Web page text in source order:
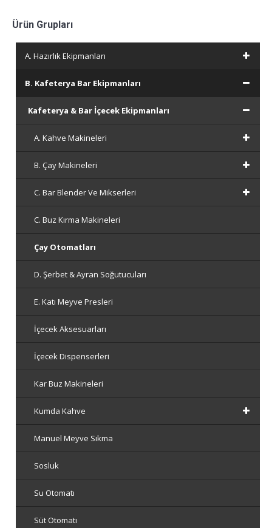
Ürün Grupları
A. Hazırlık Ekipmanları
B. Kafeterya Bar Ekipmanları
Kafeterya & Bar İçecek Ekipmanları
A. Kahve Makineleri
B. Çay Makineleri
C. Bar Blender Ve Mikserleri
C. Buz Kırma Makineleri
Çay Otomatları
D. Şerbet & Ayran Soğutucuları
E. Katı Meyve Presleri
İçecek Aksesuarları
İçecek Dispenserleri
Kar Buz Makineleri
Kumda Kahve
Manuel Meyve Sıkma
Sosluk
Su Otomatı
Süt Otomatı